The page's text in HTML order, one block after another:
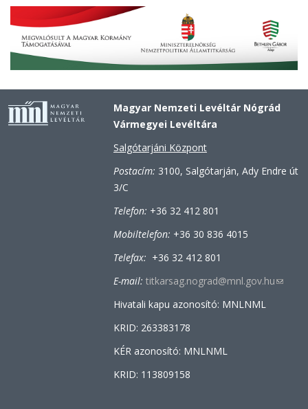
Magyar Nemzeti Levéltár Nógrád
Vármegyei Levéltára
Salgótarjáni Központ
Postacím: 3100, Salgótarján, Ady Endre út
3/C
Telefon: +36 32 412 801
Mobiltelefon: +36 30 836 4015
Telefax: +36 32 412 801
E-mail: titkarsag.nograd@mnl.gov.hu(link
Hivatali kapu azonosító: MNLNML
KRID: 263383178
KÉR azonosító: MNLNML
KRID: 113809158